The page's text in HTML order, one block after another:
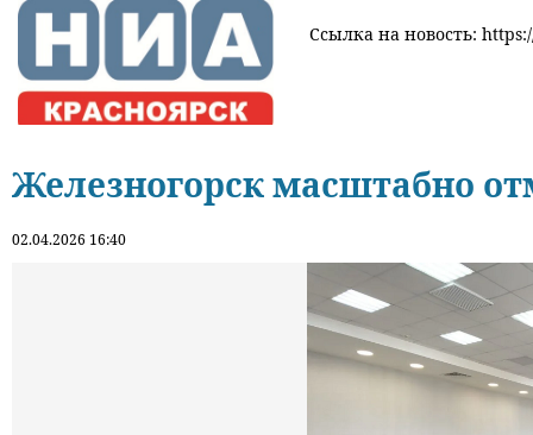
Ссылка на новость:
Железногорск масштабно
02.04.2026 16:40